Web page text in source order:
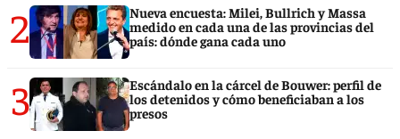
2
Nueva encuesta: Milei, Bullrich y Massa
medido en cada una de las provincias del
país: dónde gana cada uno
3
Escándalo en la cárcel de Bouwer: perfil de
los detenidos y cómo beneficiaban a los
presos